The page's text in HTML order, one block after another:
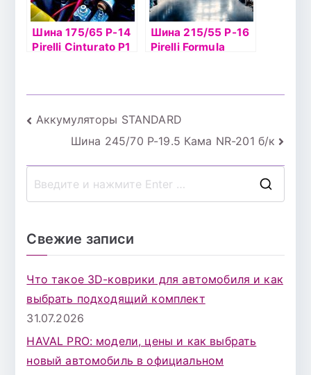
Шина 175/65 Р-14
Pirelli Cinturato P1
Шина 215/55 Р-16
Pirelli Formula
Навигация
записям
Аккумуляторы STANDARD
Шина 245/70 Р-19.5 Кама NR-201 б/к
Свежие записи
Что такое 3D-коврики для автомобиля и как
выбрать подходящий комплект
31.07.2026
HAVAL PRO: модели, цены и как выбрать
новый автомобиль в официальном